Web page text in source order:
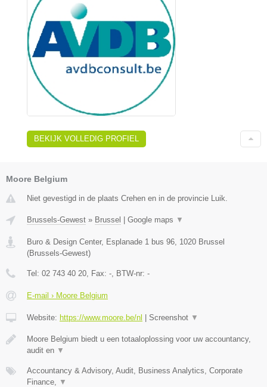
BEKIJK VOLLEDIG PROFIEL
Moore Belgium
Niet gevestigd in de plaats Crehen en in de provincie Luik.
Brussels-Gewest » Brussel | Google maps ▼
Buro & Design Center, Esplanade 1 bus 96 1020 Brussel
(Brussels-Gewest)
Tel: 02 743 40 20 , Fax: - , BTW-nr: -
E-mail › Moore Belgium
Website: https://www.moore.be/nl | Screenshot ▼
Moore Belgium biedt u een totaaloplossing voor uw accountancy,
audit en ▼
Accountancy & Advisory, Audit, Business Analytics, Corporate
Finance,
▼